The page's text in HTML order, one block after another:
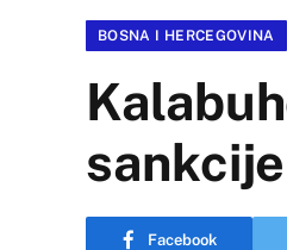
BOSNA I HERCEGOVINA
Facebook